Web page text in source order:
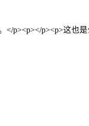
p><p></p><p>这也